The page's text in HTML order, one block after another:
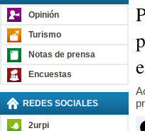
Opinión
Turismo
Notas de prensa
Encuestas
REDES SOCIALES
2urpi